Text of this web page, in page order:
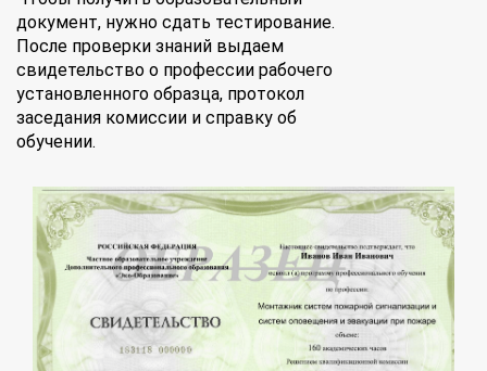
документ, нужно сдать тестирование.
После проверки знаний выдаем
свидетельство о профессии рабочего
установленного образца, протокол
заседания комиссии и справку об
обучении.